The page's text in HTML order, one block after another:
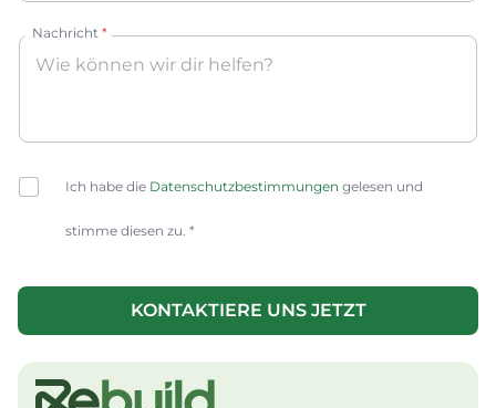
Nachricht *
h
s
*
Ich habe die Datenschutzbestimmungen gelesen und
stimme diesen zu. *
C
m
p
KONTAKTIERE UNS JETZT